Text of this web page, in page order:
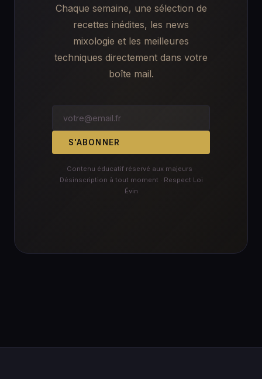
Chaque semaine, une sélection de
recettes inédites, les news
mixologie et les meilleures
techniques directement dans votre
boîte mail.
S'ABONNER
Contenu éducatif réservé aux majeurs ·
Désinscription à tout moment · Respect Loi
Évin